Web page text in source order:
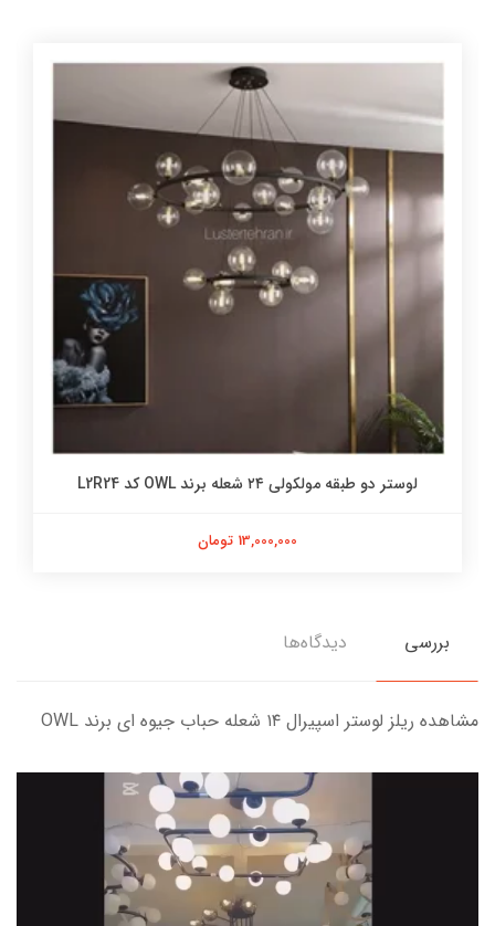
لوستر دو طبقه مولکولی ۲۴ شعله برند OWL کد L2R24
13,000,000 تومان
بررسی دیدگاه‌ها
مشاهده ریلز لوستر اسپیرال ۱۴ شعله حباب جیوه ای برند OWL